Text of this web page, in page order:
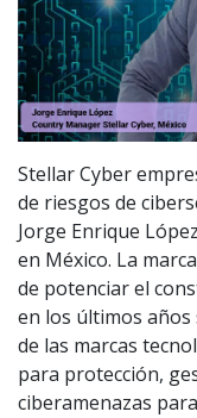
Stellar Cyber
de riesgos de
Jorge Enrique
en México. La
de potenciar el
en los últimos años
de las marcas
para protección,
ciberamenazas